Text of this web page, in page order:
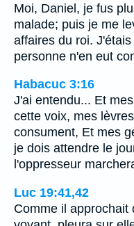
Moi, Daniel, je fus
malade; puis je me
affaires du roi.
personne n'en eut
Habacuc 3:16
J'ai entendu... Et
cette voix, mes
consument, Et mes
je dois attendre le
l'oppresseur
Luc 19:41,42
Comme il approchait